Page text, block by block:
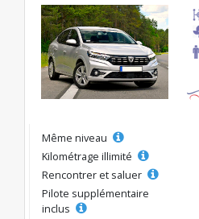
Même niveau
Kilométrage illimité
Rencontrer et saluer
Pilote supplémentaire
inclus